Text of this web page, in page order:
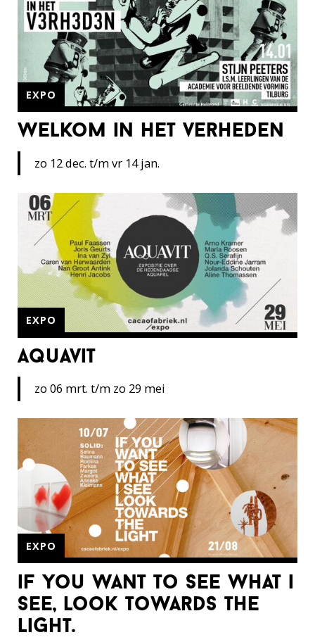
welkom in het verheden
EXPO
zo 12 dec. t/m vr 14 jan.
aquavit
EXPO
zo 06 mrt. t/m zo 29 mei
if you want to see what i
see, look towards the
light.
EXPO